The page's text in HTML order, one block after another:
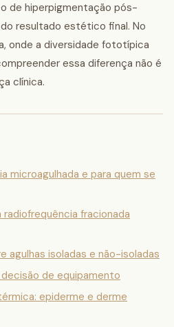
de hiperpigmentação pós-
resultado estético final. No
onde a diversidade fototípica
essa diferença não é
clínica.
microagulhada e para quem se
fracionada
agulhas isoladas e não-isoladas
de equipamento
epiderme e derme